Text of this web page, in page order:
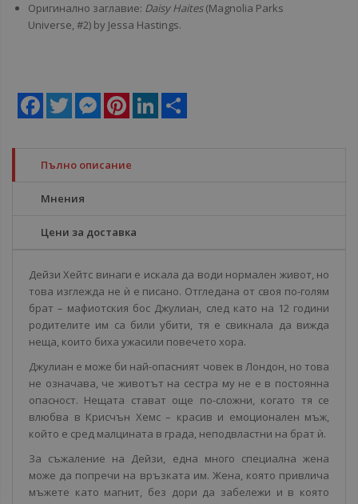
Оригинално заглавие: Daisy Haites(Magnolia Parks
Universe, #2) by Jessa Hastings.
Facebook
Twitter MessengerPinterestLinkedIn
Пълно описание
Мнения
Цени за доставка
Дейзи Хейтс винаги е искала да води нормален живот, но
това изглежда не ѝ е писано. Отгледана от своя по-голям
брат – мафиотския бос Джулиан, след като на 12 години
родителите им са били убити, тя е свикнала да вижда
неща, които биха ужасили повечето хора.
Джулиан е може би най-опасният човек в Лондон, но това
не означава, че животът на сестра му не е в постоянна
опасност. Нещата стават още по-сложни, когато тя се
влюбва в Крисчън Хемс – красив и емоционален мъж,
който е сред малцината в града, неподвластни на брат ѝ.
За съжаление на Дейзи, една много специална жена
може да попречи на връзката им. Жена, която привлича
мъжете като магнит, без дори да забележи и в която